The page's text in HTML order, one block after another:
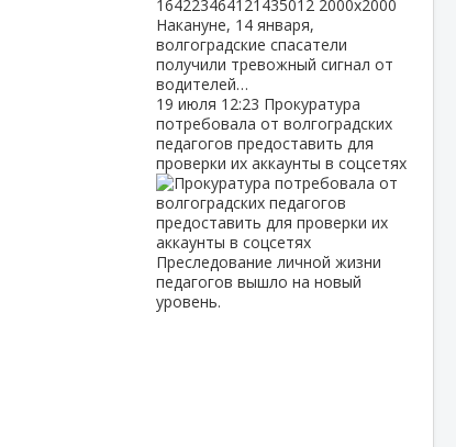
Накануне, 14 января,
волгоградские спасатели
получили тревожный сигнал от
водителей…
19 июля 12:23 Прокуратура
потребовала от волгоградских
педагогов предоставить для
проверки их аккаунты в соцсетях
Преследование личной жизни
педагогов вышло на новый
уровень.